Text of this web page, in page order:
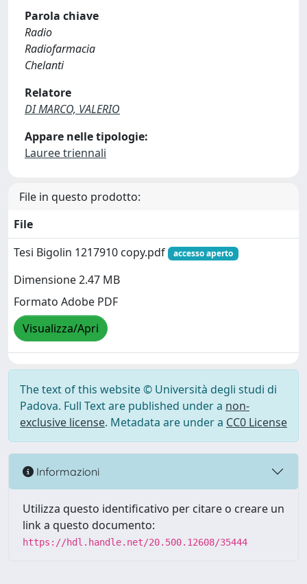
Parola chiave
Radio
Radiofarmacia
Chelanti
Relatore
DI MARCO, VALERIO
Appare nelle tipologie:
Lauree triennali
File in questo prodotto:
File
Tesi Bigolin 1217910 copy.pdf
accesso aperto
Dimensione 2.47 MB
Formato Adobe PDF
Visualizza/Apri
The text of this website © Università degli studi di
Padova. Full Text are published under a non-
exclusive license. Metadata are under a CC0 License
Informazioni
Utilizza questo identificativo per citare o creare un
link a questo documento:
https://hdl.handle.net/20.500.12608/35444